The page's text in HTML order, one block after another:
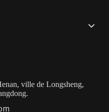
ville de Longsheng,